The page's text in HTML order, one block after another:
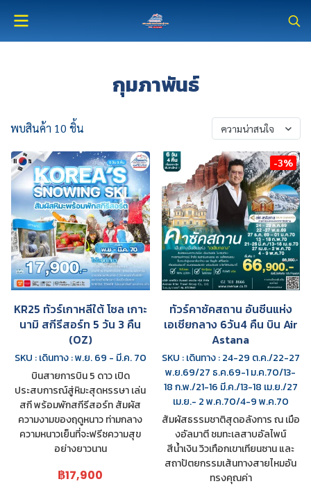
กุมภาพันธ์
พบสินค้า 10 ชิ้น ความน่าสนใจ
KR25 ทัวร์เกาหลีใต้ โซล เกาะ
นามิ สกีรีสอร์ท 5 วัน 3 คืน
(OZ)
SKU : เดินทาง : พ.ย. 69 - มี.ค. 70
บินสายการบิน 5 ดาว เปิด
ประสบการณ์สู่หิมะสุดหรรษา เล่น
สกี พร้อมพักสกีรีสอร์ท สัมผัส
ความงามของฤดูหนาว ท่ามกลาง
ความหนาวเย็นที่จะฟรีซความสุข
อย่างยาวนาน
฿17,900
-3%
ทัวร์คาซัคสถาน อันซีนแห่ง
เอเชียกลาง 6วัน4 คืน บิน Air
Astana
SKU : เดินทาง : 24-29 ต.ค./22-27
พ.ย.69/27 ธ.ค.69-1 ม.ค.70/13-
18 ก.พ./21-16 มี.ค./13-18 เม.ย./27
เม.ย.- 2 พ.ค.70/4-9 พ.ค.70
สัมผัสธรรมชาติสุดอลังการ ณ เมือ
งอัลมาตี ชมทะเลสาบอัลไพน์
สีน้ำเงิน วิวเทือกเขาเทียนซาน และ
สถาปัตยกรรมเส้นทางสายไหมอัน
ทรงคุณค่า